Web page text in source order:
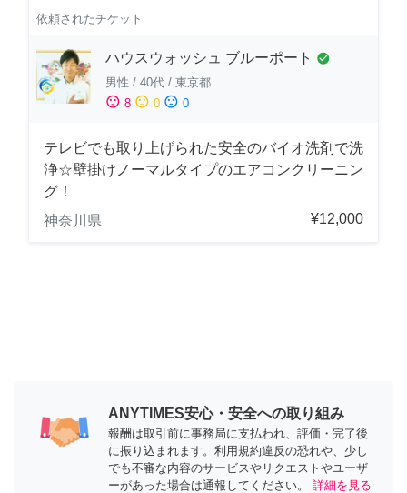
依頼されたチケット
ハウスウォッシュ ブルーポート check_circle
男性 / 40代 / 東京都
sentiment_satisfied 8 sentiment_neutral 0 sentiment_dissatisfied 0
テレビでも取り上げられた安全のバイオ洗剤で洗
浄☆壁掛けノーマルタイプのエアコンクリーニン
グ！
神奈川県
¥12,000
ANYTIMES安心・安全への取り組み
報酬は取引前に事務局に支払われ、評価・完了後
に振り込まれます。利用規約違反の恐れや、少し
でも不審な内容のサービスやリクエストやユーザ
ーがあった場合は通報してください。
詳細を見る